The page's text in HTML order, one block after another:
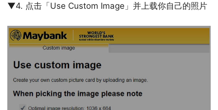
▼4. 点击「Use Custom Image」并上载你自己的照片